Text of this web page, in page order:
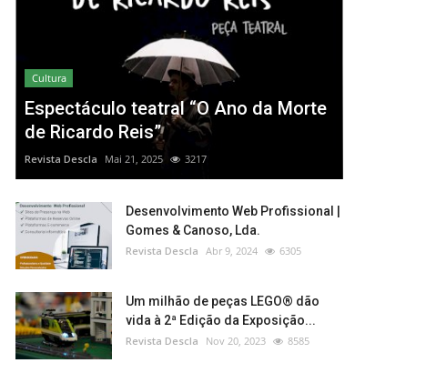
Cultura
Espectáculo teatral “O Ano da Morte
de Ricardo Reis”
Revista Descla Mai 21, 2025 3217
Desenvolvimento Web Profissional |
Gomes & Canoso, Lda.
Revista Descla Abr 9, 2024 6305
Um milhão de peças LEGO® dão
vida à 2ª Edição da Exposição...
Revista Descla Nov 20, 2023 8585